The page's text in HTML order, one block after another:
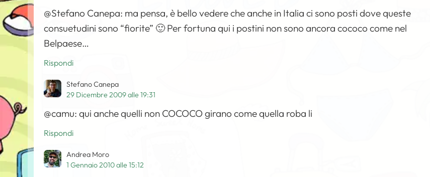
@Stefano Canepa: ma pensa, è bello vedere che anche in Italia ci sono posti dove queste
consuetudini sono “fiorite” 🙂 Per fortuna qui i postini non sono ancora cococo come nel
Belpaese…
Rispondi
Stefano Canepa
29 Dicembre 2009 alle 19:31
@camu: qui anche quelli non COCOCO girano come quella roba li
Rispondi
Andrea Moro
1 Gennaio 2010 alle 15:12